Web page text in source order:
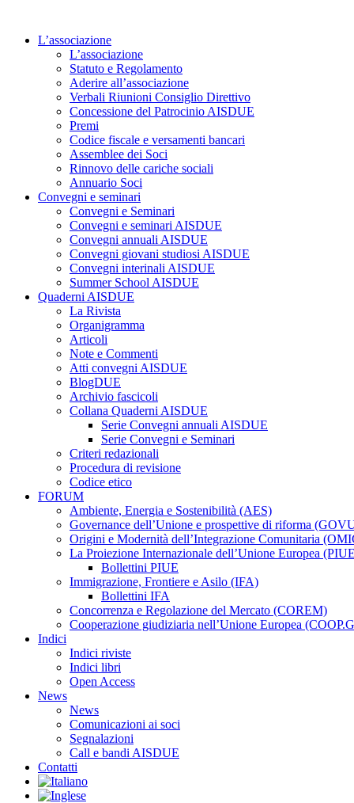
contenutoL’associazione
L’associazione
Statuto e Regolamento
Aderire all’associazione
Verbali Riunioni Consiglio Direttivo
Concessione del Patrocinio AISDUE
Premi
Codice fiscale e versamenti bancari
Assemblee dei Soci
Rinnovo delle cariche sociali
Annuario Soci
Convegni e seminari
Convegni e Seminari
Convegni e seminari AISDUE
Convegni annuali AISDUE
Convegni giovani studiosi AISDUE
Convegni interinali AISDUE
Summer School AISDUE
Quaderni AISDUE
La Rivista
Organigramma
Articoli
Note e Commenti
Atti convegni AISDUE
BlogDUE
Archivio fascicoli
Collana Quaderni AISDUE
Serie Convegni annuali AISDUE
Serie Convegni e Seminari
Criteri redazionali
Procedura di revisione
Codice etico
FORUM
Ambiente, Energia e Sostenibilità (AES)
Governance dell’Unione e prospettive di riforma
Origini e Modernità dell’Integrazione Comunitaria
La Proiezione Internazionale dell’Unione Europea
Bollettini PIUE
Immigrazione, Frontiere e Asilo (IFA)
Bollettini IFA
Concorrenza e Regolazione del Mercato (COREM)
Cooperazione giudiziaria nell’Unione Europea
Indici
Indici riviste
Indici libri
Open Access
News
News
Comunicazioni ai soci
Segnalazioni
Call e bandi AISDUE
Contatti